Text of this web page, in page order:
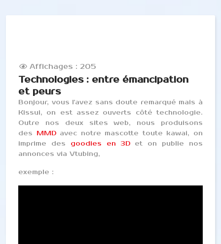
Affichages : 205
Technologies : entre émancipation
et peurs
Bonjour, vous l'avez sans doute remarqué mais à
Kissui, on est assez ouverts côté technologie.
Outre nos deux sites web, nous produisons
des MMDavec notre mascotte toute kawai, on
imprime des goodies en 3Det on publie nos
annonces via Vtubing,
exemple :